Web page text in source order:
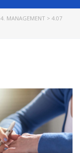
4. MANAGEMENT > 4.07